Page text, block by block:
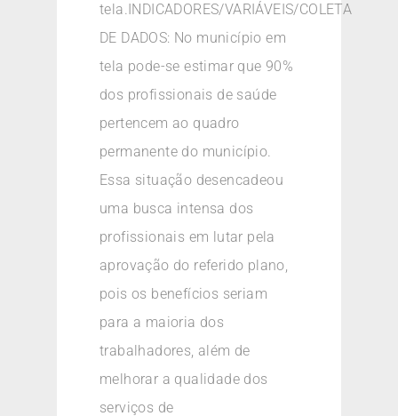
tela.INDICADORES/VARIÁVEIS/COLETA
DE DADOS: No município em
tela pode-se estimar que 90%
dos profissionais de saúde
pertencem ao quadro
permanente do município.
Essa situação desencadeou
uma busca intensa dos
profissionais em lutar pela
aprovação do referido plano,
pois os benefícios seriam
para a maioria dos
trabalhadores, além de
melhorar a qualidade dos
serviços de